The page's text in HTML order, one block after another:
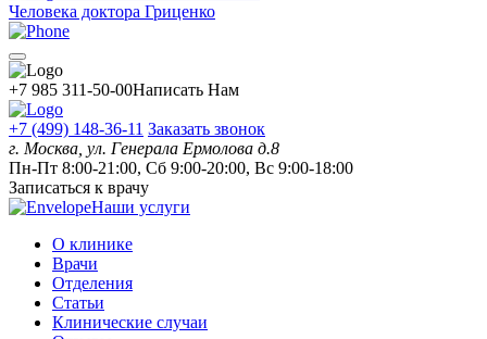
Человека доктора Гриценко
+7 985 311-50-00Написать Нам
+7 (499) 148-36-11 Заказать звонок
г. Москва, ул. Генерала Ермолова д.8
Пн-Пт 8:00-21:00, Сб 9:00-20:00, Вс 9:00-18:00
Записаться к врачу
Наши услуги
О клинике
Врачи
Отделения
Статьи
Клинические случаи